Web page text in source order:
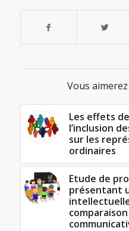
Vous
Les effets
l’inclusion
sur les
ordinaires
Etude de
présentant